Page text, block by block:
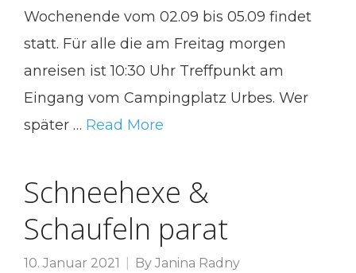
Wochenende vom 02.09 bis 05.09 findet
statt. Für alle die am Freitag morgen
anreisen ist 10:30 Uhr Treffpunkt am
Eingang vom Campingplatz Urbes. Wer
später … Read More
Schneehexe &
Schaufeln parat
10. Januar 2021 By Janina Radny